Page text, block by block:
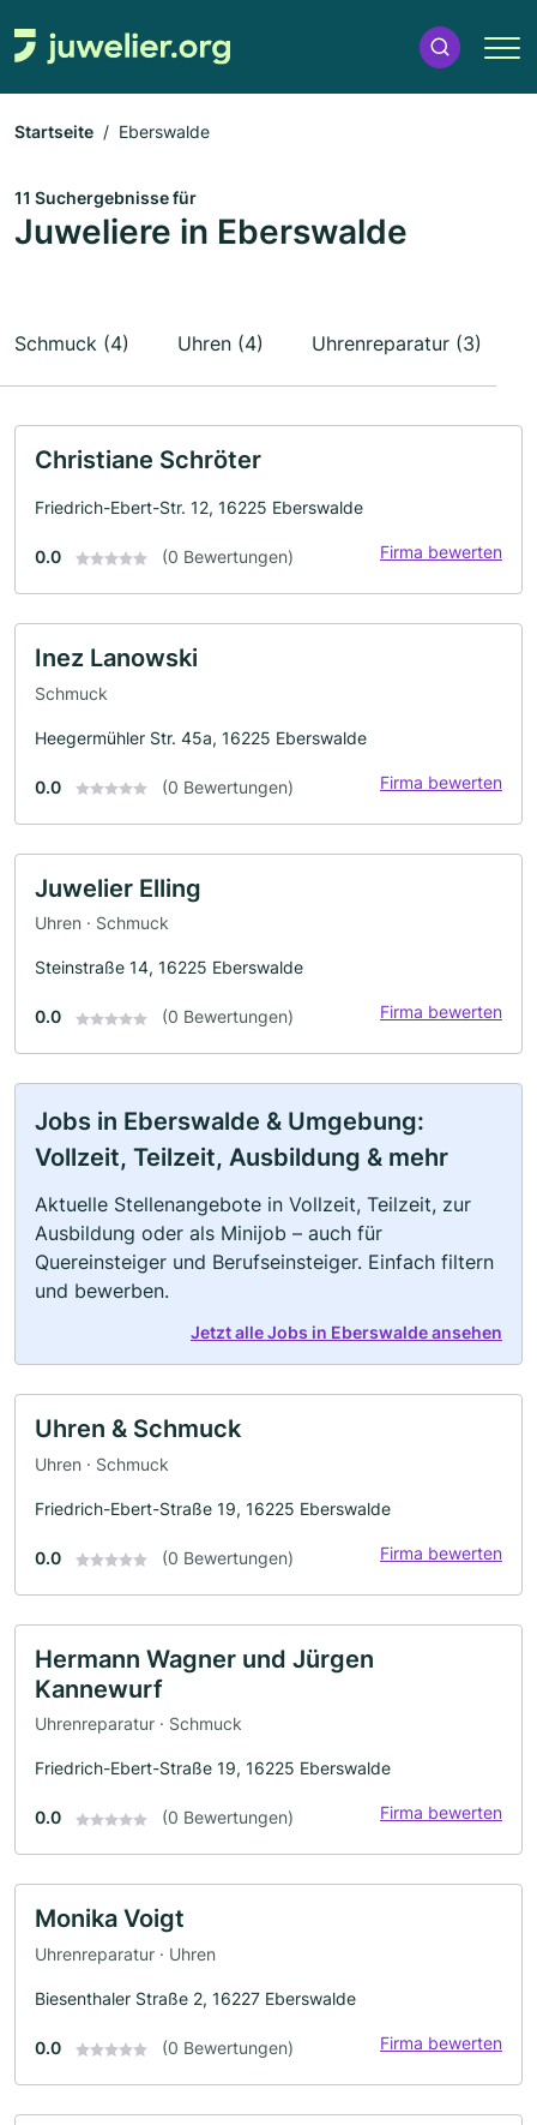
Startseite Eberswalde
11 Suchergebnisse für
Juweliere in Eberswalde
Schmuck (4) Uhren (4) Uhrenreparatur (3)
Christiane Schröter
Friedrich-Ebert-Str. 12, 16225 Eberswalde
0.0 (0 Bewertungen) Firma bewerten
Inez Lanowski
Schmuck
Heegermühler Str. 45a, 16225 Eberswalde
0.0 (0 Bewertungen) Firma bewerten
Juwelier Elling
Uhren · Schmuck
Steinstraße 14, 16225 Eberswalde
0.0 (0 Bewertungen) Firma bewerten
Jobs in Eberswalde & Umgebung:
Vollzeit, Teilzeit, Ausbildung & mehr
Aktuelle Stellenangebote in Vollzeit, Teilzeit, zur
Ausbildung oder als Minijob – auch für
Quereinsteiger und Berufseinsteiger. Einfach filtern
und bewerben.
Jetzt alle Jobs in Eberswalde ansehen
Uhren & Schmuck
Uhren · Schmuck
Friedrich-Ebert-Straße 19, 16225 Eberswalde
0.0 (0 Bewertungen) Firma bewerten
Hermann Wagner und Jürgen
Kannewurf
Uhrenreparatur · Schmuck
Friedrich-Ebert-Straße 19, 16225 Eberswalde
0.0 (0 Bewertungen) Firma bewerten
Monika Voigt
Uhrenreparatur · Uhren
Biesenthaler Straße 2, 16227 Eberswalde
0.0 (0 Bewertungen) Firma bewerten